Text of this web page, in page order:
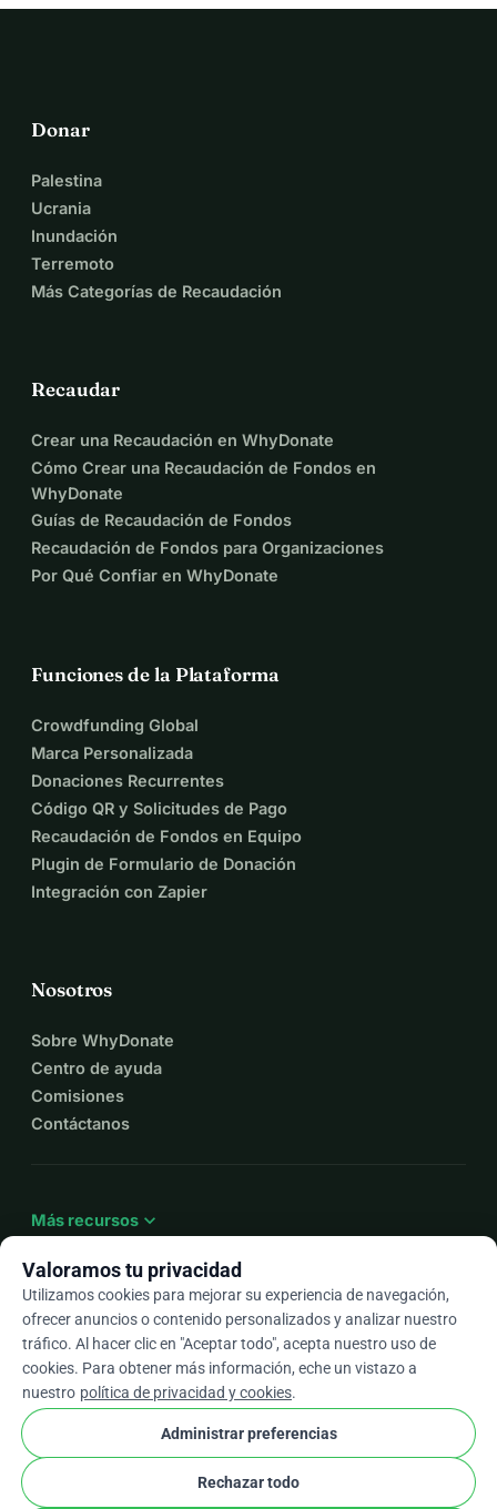
Donar
Palestina
Ucrania
Inundación
Terremoto
Más Categorías de Recaudación
Recaudar
Crear una Recaudación en WhyDonate
Cómo Crear una Recaudación de Fondos en
WhyDonate
Guías de Recaudación de Fondos
Recaudación de Fondos para Organizaciones
Por Qué Confiar en WhyDonate
Funciones de la Plataforma
Crowdfunding Global
Marca Personalizada
Donaciones Recurrentes
Código QR y Solicitudes de Pago
Recaudación de Fondos en Equipo
Plugin de Formulario de Donación
Integración con Zapier
Nosotros
Sobre WhyDonate
Centro de ayuda
Comisiones
Contáctanos
Más recursos expand_more
Esarrow_drop_down
★★★★★4,9 / 5 según más de 500 reseñas
WhyDonate
Privacidad y cookies
Términos y condiciones
Valoramos tu privacidad
Utilizamos cookies para mejorar su experiencia de navegación,
ofrecer anuncios o contenido personalizados y analizar nuestro
tráfico. Al hacer clic en "Aceptar todo", acepta nuestro uso de
cookies. Para obtener más información, eche un vistazo a
nuestro política de privacidad y cookies.
Administrar preferencias
Rechazar todo